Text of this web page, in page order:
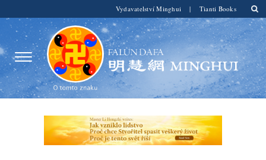
Vydavatelství Minghui | Tianti Books